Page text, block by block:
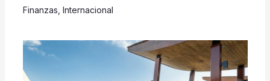
Finanzas, Internacional